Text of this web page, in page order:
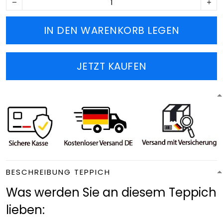
IN DEN WARENKORB LEGEN
JETZT KAUFEN
BESCHREIBUNG TEPPICH
Was werden Sie an diesem Teppich
lieben: